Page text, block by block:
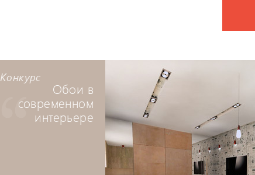
Конкурс
Обои в
современном
интерьере